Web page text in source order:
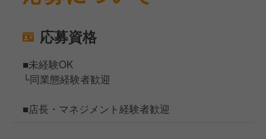
応募資格
■未経験OK
└同業態経験者歓迎
■店長・マネジメント経験者歓迎